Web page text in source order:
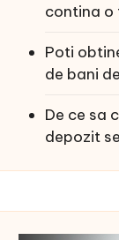
contina o
Poti
de bani
De ce sa
depozit